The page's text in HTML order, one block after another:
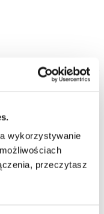
wykorzystywanie
przeczytasz
Glucoside, Disodium
Panthenol,
Glycine, Fructose,